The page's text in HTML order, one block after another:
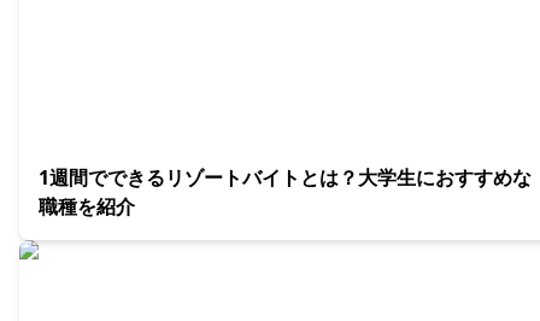
1週間でできるリゾートバイトとは？大学生におすすめな
職種を紹介